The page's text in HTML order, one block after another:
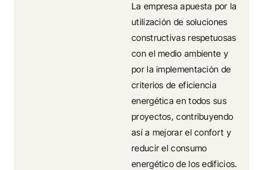
La empresa apuesta por la
utilización de soluciones
constructivas respetuosas
con el medio ambiente y
por la implementación de
criterios de eficiencia
energética en todos sus
proyectos, contribuyendo
así a mejorar el confort y
reducir el consumo
energético de los edificios.